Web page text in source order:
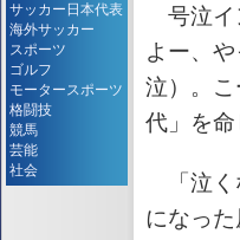
号泣イ
よー、
泣）。
代」を
「泣く
になっ
サッカー日本代表
海外サッカー
スポーツ
ゴルフ
モータースポーツ
格闘技
競馬
芸能
社会